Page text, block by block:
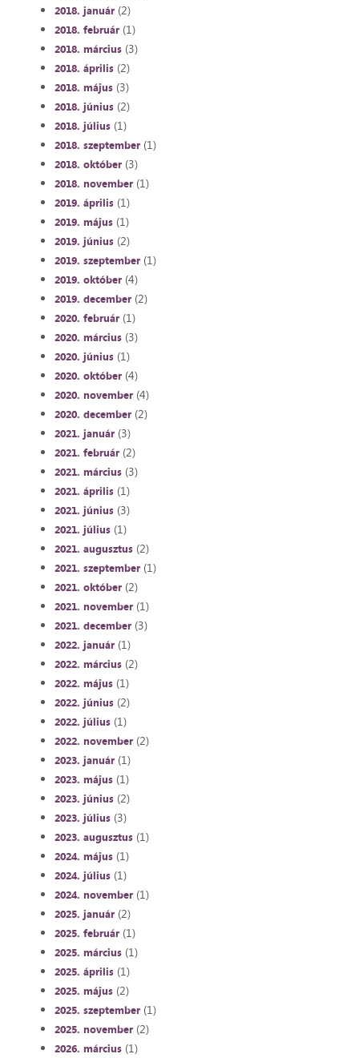
2018. január(2)
2018. február(1)
2018. március(3)
2018. április(2)
2018. május(3)
2018. június(2)
2018. július(1)
2018. szeptember(1)
2018. október(3)
2018. november(1)
2019. április(1)
2019. május(1)
2019. június(2)
2019. szeptember(1)
2019. október(4)
2019. december(2)
2020. február(1)
2020. március(3)
2020. június(1)
2020. október(4)
2020. november(4)
2020. december(2)
2021. január(3)
2021. február(2)
2021. március(3)
2021. április(1)
2021. június(3)
2021. július(1)
2021. augusztus(2)
2021. szeptember(1)
2021. október(2)
2021. november(1)
2021. december(3)
2022. január(1)
2022. március(2)
2022. május(1)
2022. június(2)
2022. július(1)
2022. november(2)
2023. január(1)
2023. május(1)
2023. június(2)
2023. július(3)
2023. augusztus(1)
2024. május(1)
2024. július(1)
2024. november(1)
2025. január(2)
2025. február(1)
2025. március(1)
2025. április(1)
2025. május(2)
2025. szeptember(1)
2025. november(2)
2026. március(1)